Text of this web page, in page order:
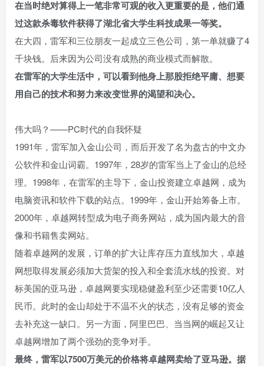
在当时绝对算得上一笔非常可观的收入更重要的是，他们通
过这款杀毒软件获得了湖北省大学生科技成果一等奖。
在大四，雷军和三位朋友一起成立三色公司，第一单就赚了4
千块钱。后来因为公司没有成熟的商业模式而解散。
在雷军的大学生活中，可以看到他身上那股拒绝平庸、想要
用自己的技术和努力来改变世界的渴望和决心。
伟大吗？——PC时代的自我怀疑
1991年，雷军加入金山公司，而后开发了名为盘古的中文办
公软件和金山词霸。1997年，28岁的雷军当上了金山的总经
理。1998年，在雷军的主导下，金山投资建立卓越网，成为
电脑资讯和软件下载的站点。1999年，金山开始筹备上市。
2000年，卓越网转型成为电子商务网站，成为国内最大的音
像和书籍售卖网站。
随着卓越网的发展，订单的扩大让库存压力直线加大，卓越
网想取得发展必须加大货架的投入和全套流水线的投资。对
标美国的亚马逊，卓越网要实现稳健盈利至少还需要10亿人
民币。此时的金山却处于不温不火的状态，没有足够的资金
去补充这一缺口。另一方面，阿里巴巴、当当网的崛起又让
卓越网增加了两个强劲的竞争对手。
最终，雷军以7500万美元的价格将卓越网卖给了亚马逊。据